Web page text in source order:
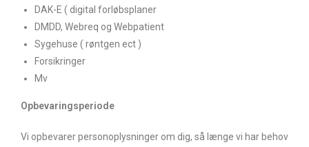
DAK-E ( digital forløbsplaner
DMDD, Webreq og Webpatient
Sygehuse ( røntgen ect )
Forsikringer
Mv
Opbevaringsperiode
Vi opbevarer personoplysninger om dig, så længe vi har behov